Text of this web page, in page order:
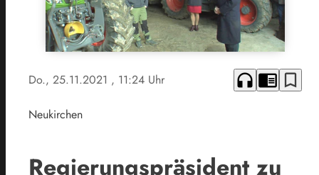
Do., 25.11.2021 , 11:24 Uhr headphones chrome_reader_mode bookmark_border
Neukirchen
Regierungspräsident zu